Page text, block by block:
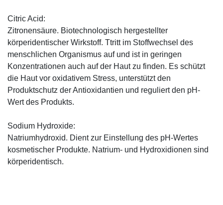
Citric Acid:
Zitronensäure. Biotechnologisch hergestellter
körperidentischer Wirkstoff. Ttritt im Stoffwechsel des
menschlichen Organismus auf und ist in geringen
Konzentrationen auch auf der Haut zu finden. Es schützt
die Haut vor oxidativem Stress, unterstützt den
Produktschutz der Antioxidantien und reguliert den pH-
Wert des Produkts.
Sodium Hydroxide:
Natriumhydroxid. Dient zur Einstellung des pH-Wertes
kosmetischer Produkte. Natrium- und Hydroxidionen sind
körperidentisch.